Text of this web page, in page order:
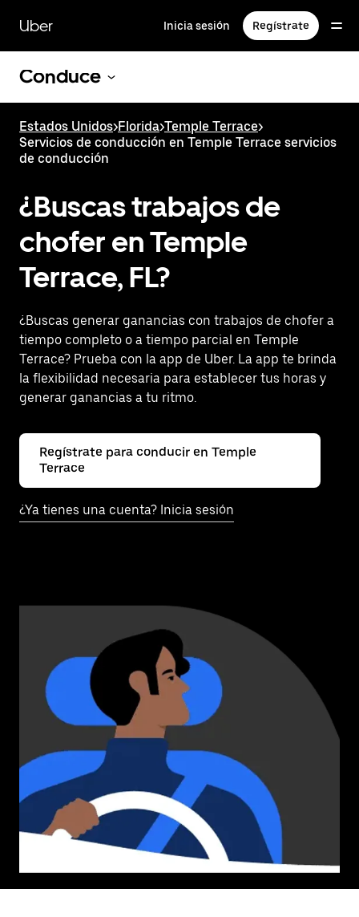
contenido
principal
Uber Inicia sesión Regístrate
Conduce
Estados Unidos>Florida>Temple Terrace>
Servicios de conducción en Temple Terrace servicios
de conducción
¿Buscas trabajos de
chofer en Temple
Terrace, FL?
¿Buscas generar ganancias con trabajos de chofer a
tiempo completo o a tiempo parcial en Temple
Terrace? Prueba con la app de Uber. La app te brinda
la flexibilidad necesaria para establecer tus horas y
generar ganancias a tu ritmo.
Regístrate para conducir en Temple
Terrace
¿Ya tienes una cuenta? Inicia sesión